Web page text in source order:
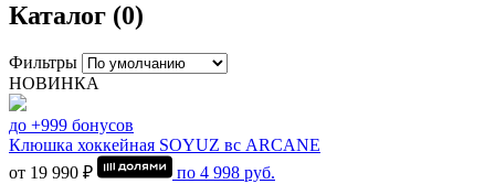
Каталог (0)
Фильтры
НОВИНКА
до +999 бонусов
Клюшка хоккейная SOYUZ вс ARCANE
от 19 990 ₽
по 4 998 руб.